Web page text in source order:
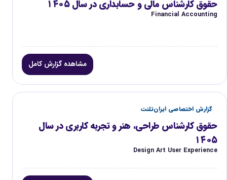
حقوق کارشناس مالی و حسابداری در سال ۱۴۰۵
Financial Accounting
مشاهده گزارش کامل
گزارش اختصاصی ایران‌تلنت
حقوق کارشناس طراحی، هنر و تجربه کاربری در سال
۱۴۰۵
Design Art User Experience